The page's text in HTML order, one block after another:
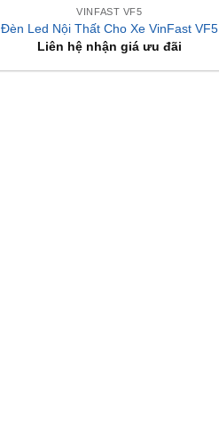
VINFAST VF5
Đèn Led Nội Thất Cho Xe VinFast VF5
Liên hệ nhận giá ưu đãi